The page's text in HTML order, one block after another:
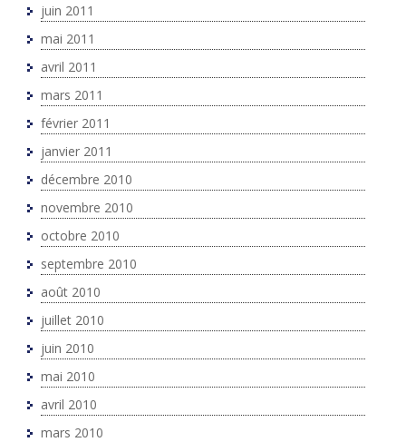
juin 2011
mai 2011
avril 2011
mars 2011
février 2011
janvier 2011
décembre 2010
novembre 2010
octobre 2010
septembre 2010
août 2010
juillet 2010
juin 2010
mai 2010
avril 2010
mars 2010